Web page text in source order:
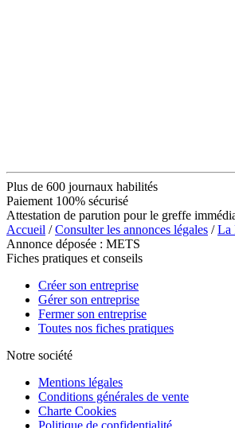
Plus de 600 journaux habilités
Paiement 100% sécurisé
Attestation de parution pour le greffe
Accueil /Consulter les annonces légales /La
Annonce déposée : METS
Fiches pratiques et conseils
Créer son entreprise
Gérer son entreprise
Fermer son entreprise
Toutes nos fiches pratiques
Notre société
Mentions légales
Conditions générales de vente
Charte Cookies
Politique de confidentialité